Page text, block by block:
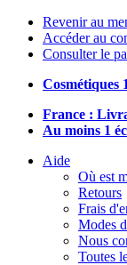
Revenir au
Accéder au
Consulter le
Cosmétiques
France :
Au moins 1
Aide
Où est
Retours
Frais
Modes
Nous
Toutes